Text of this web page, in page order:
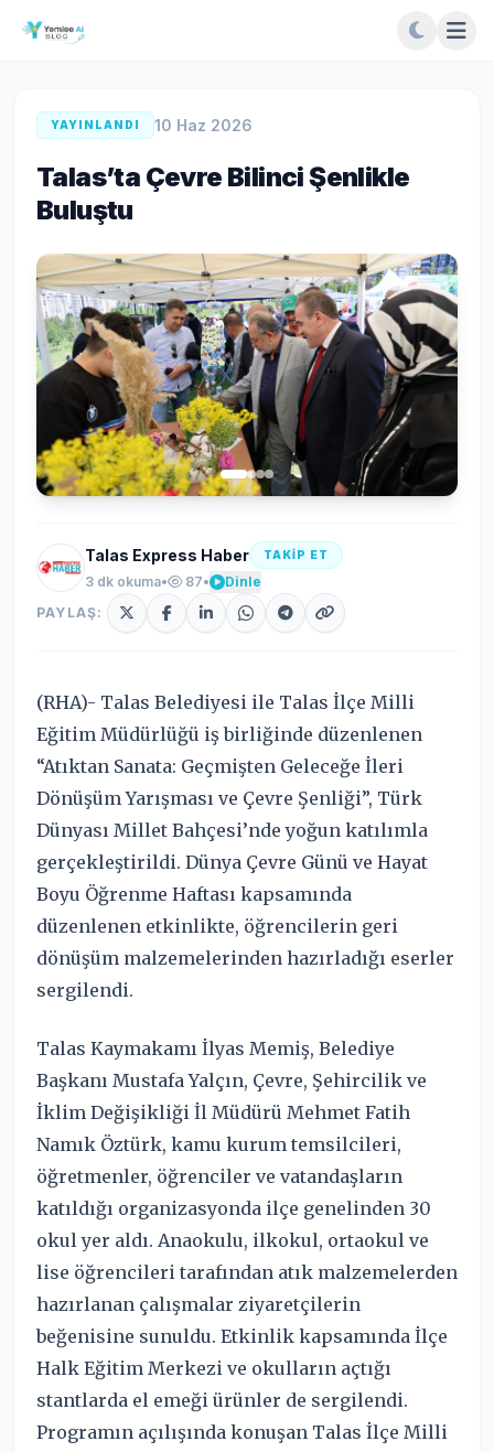
YAYINLANDI 10 Haz 2026
Talas’ta Çevre Bilinci Şenlikle
Buluştu
Talas Express Haber TAKİP ET
3 dk okuma• 87•
Dinle
PAYLAŞ:
(RHA)- Talas Belediyesi ile Talas İlçe Milli
Eğitim Müdürlüğü iş birliğinde düzenlenen
“Atıktan Sanata: Geçmişten Geleceğe İleri
Dönüşüm Yarışması ve Çevre Şenliği”, Türk
Dünyası Millet Bahçesi’nde yoğun katılımla
gerçekleştirildi. Dünya Çevre Günü ve Hayat
Boyu Öğrenme Haftası kapsamında
düzenlenen etkinlikte, öğrencilerin geri
dönüşüm malzemelerinden hazırladığı eserler
sergilendi.
Talas Kaymakamı İlyas Memiş, Belediye
Başkanı Mustafa Yalçın, Çevre, Şehircilik ve
İklim Değişikliği İl Müdürü Mehmet Fatih
Namık Öztürk, kamu kurum temsilcileri,
öğretmenler, öğrenciler ve vatandaşların
katıldığı organizasyonda ilçe genelinden 30
okul yer aldı. Anaokulu, ilkokul, ortaokul ve
lise öğrencileri tarafından atık malzemelerden
hazırlanan çalışmalar ziyaretçilerin
beğenisine sunuldu. Etkinlik kapsamında İlçe
Halk Eğitim Merkezi ve okulların açtığı
stantlarda el emeği ürünler de sergilendi.
Programın açılışında konuşan Talas İlçe Milli